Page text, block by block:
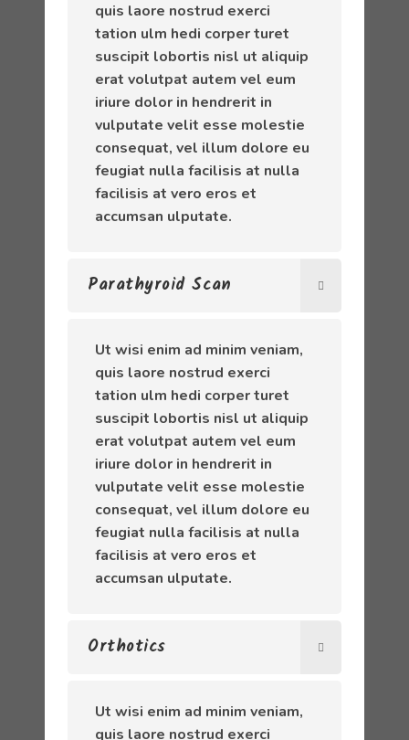
quis laore nostrud exerci
tation ulm hedi corper turet
suscipit lobortis nisl ut aliquip
erat volutpat autem vel eum
iriure dolor in hendrerit in
vulputate velit esse molestie
consequat, vel illum dolore eu
feugiat nulla facilisis at nulla
facilisis at vero eros et
accumsan ulputate.
Parathyroid Scan
Ut wisi enim ad minim veniam,
quis laore nostrud exerci
tation ulm hedi corper turet
suscipit lobortis nisl ut aliquip
erat volutpat autem vel eum
iriure dolor in hendrerit in
vulputate velit esse molestie
consequat, vel illum dolore eu
feugiat nulla facilisis at nulla
facilisis at vero eros et
accumsan ulputate.
Orthotics
Ut wisi enim ad minim veniam,
quis laore nostrud exerci